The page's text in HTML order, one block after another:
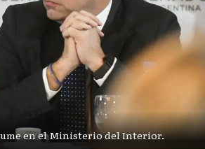
en el Ministerio del Interior.